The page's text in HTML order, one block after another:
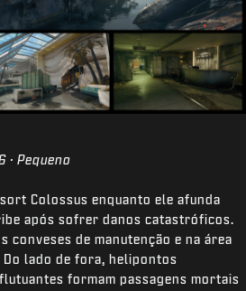
· Pequeno
Colossus enquanto ele afunda
após sofrer danos catastróficos.
conveses de manutenção e na área
lado de fora, helipontos
formam passagens mortais